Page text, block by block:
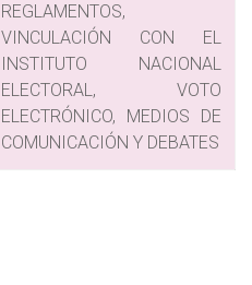
REGLAMENTOS,
VINCULACIÓN CON EL
INSTITUTO NACIONAL
ELECTORAL, VOTO
ELECTRÓNICO, MEDIOS DE
COMUNICACIÓN Y DEBATES